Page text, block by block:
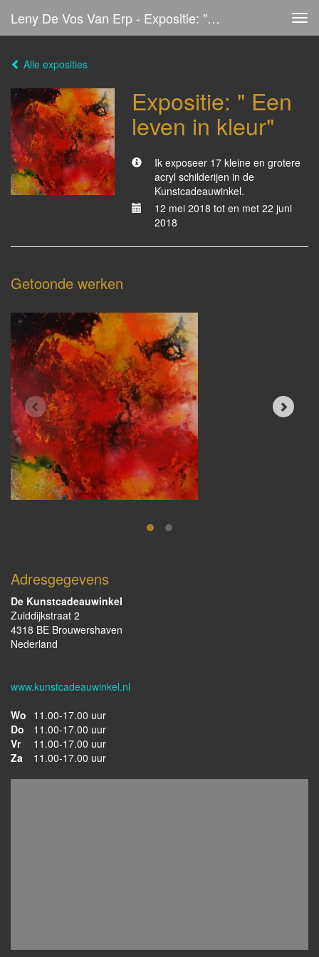
Leny De Vos Van Erp - Expositie: " Een Leven In Kleur"
Alle exposities
Expositie: " Een
leven in kleur"
Ik exposeer 17 kleine en grotere
acryl schilderijen in de
Kunstcadeauwinkel.
12 mei 2018 tot en met 22 juni
2018
Getoonde werken
Adresgegevens
De Kunstcadeauwinkel
Zuiddijkstraat 2
4318 BE Brouwershaven
Nederland
www.kunstcadeauwinkel.nl
Wo 11.00-17.00 uur
Do
11.00-17.00 uur
Vr
11.00-17.00 uur
Za
11.00-17.00 uur